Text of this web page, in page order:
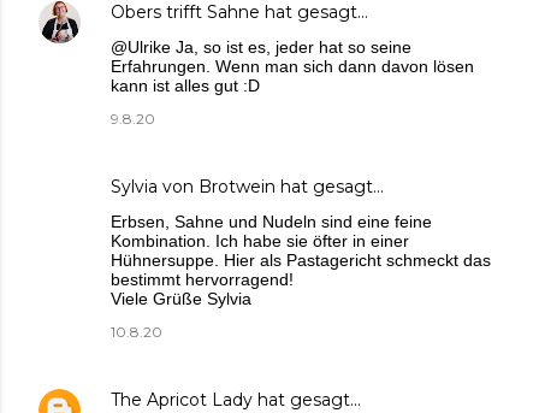
Obers trifft Sahne hat gesagt…
@Ulrike Ja, so ist es, jeder hat so seine
Erfahrungen. Wenn man sich dann davon lösen
kann ist alles gut :D
9.8.20
Sylvia von Brotwein hat gesagt…
Erbsen, Sahne und Nudeln sind eine feine
Kombination. Ich habe sie öfter in einer
Hühnersuppe. Hier als Pastagericht schmeckt das
bestimmt hervorragend!
Viele Grüße Sylvia
10.8.20
The Apricot Lady hat gesagt…